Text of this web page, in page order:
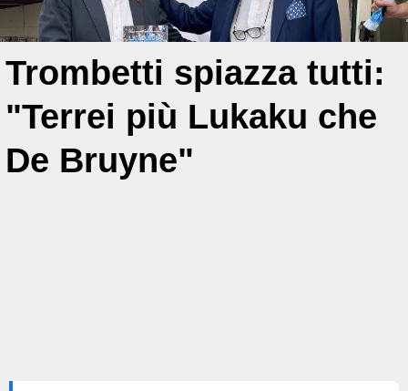
Trombetti spiazza tutti:
"Terrei più Lukaku che
De Bruyne"